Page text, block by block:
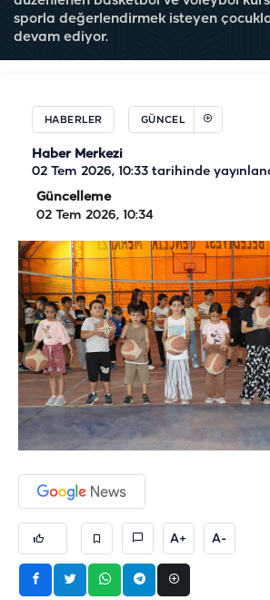
sporla değerlendirmek isteyen
devam ediyor.
HABERLER GÜNCEL
Haber Merkezi
02 Tem 2026, 10:33 tarihinde
Güncelleme
02 Tem 2026, 10:34
A+ A-